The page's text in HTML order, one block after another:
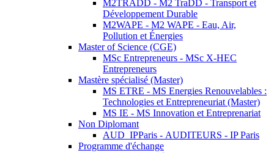
M2TRADD - M2 TraDD - Transport et
Développement Durable
M2WAPE - M2 WAPE - Eau, Air,
Pollution et Énergies
Master of Science (CGE)
MSc Entrepreneurs - MSc X-HEC
Entrepreneurs
Mastère spécialisé (Master)
MS ETRE - MS Energies Renouvelables :
Technologies et Entrepreneuriat (Master)
MS IE - MS Innovation et Entreprenariat
Non Diplomant
AUD_IPParis - AUDITEURS - IP Paris
Programme d'échange